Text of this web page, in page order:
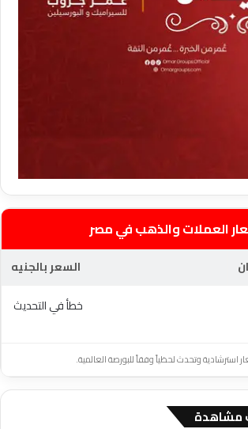
العملات والذهب في مصر
السعر بالجنيه
خطأ في التحديث
استرشادية وتحدث لحظياً وفقاً للبورصة العالمية.
مشاهدة